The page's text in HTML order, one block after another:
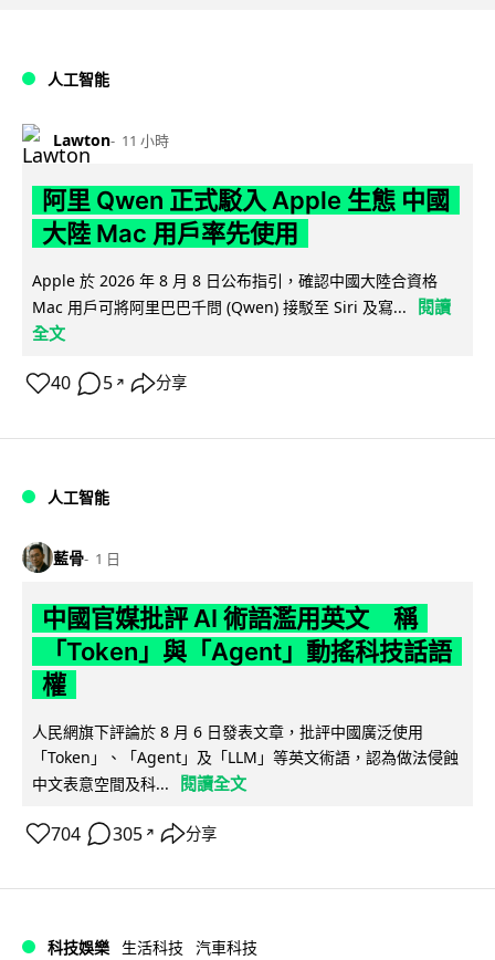
人工智能
Lawton 11 小時
阿里 Qwen 正式駁入 Apple 生態 中國
大陸 Mac 用戶率先使用
Apple 於 2026 年 8 月 8 日公布指引，確認中國大陸合資格
Mac 用戶可將阿里巴巴千問 (Qwen) 接駁至 Siri 及寫...
閱讀
全文
40 5 ↗ 分享
人工智能
藍骨 1 日
中國官媒批評 AI 術語濫用英文 稱
「Token」與「Agent」動搖科技話語
權
人民網旗下評論於 8 月 6 日發表文章，批評中國廣泛使用
「Token」、「Agent」及「LLM」等英文術語，認為做法侵蝕
中文表意空間及科...
閱讀全文
704 305 ↗ 分享
科技娛樂 生活科技 汽車科技